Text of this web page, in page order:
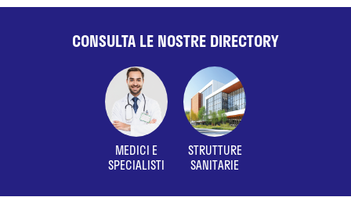
CONSULTA LE NOSTRE DIRECTORY
MEDICI E
SPECIALISTI
STRUTTURE
SANITARIE